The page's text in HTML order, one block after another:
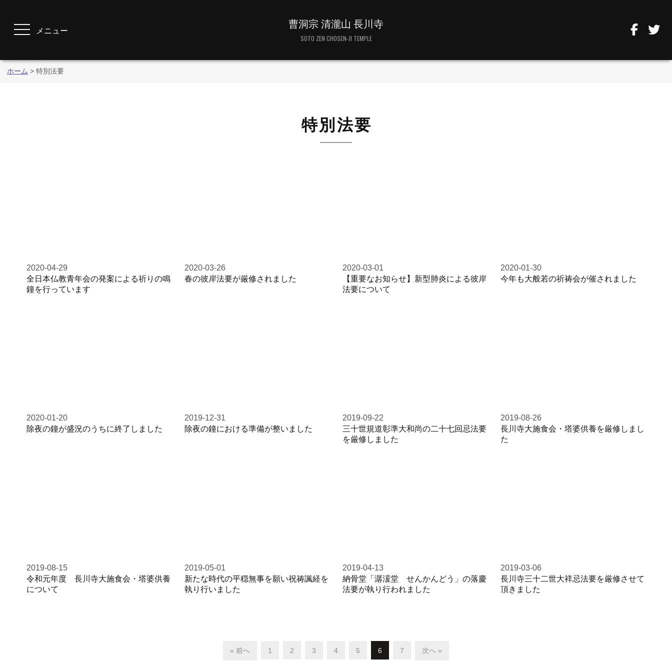
曹洞宗 清瀧山 長川寺
SOTO ZEN CHOSEN-JI TEMPLE
メニュー
ホーム > 特別法要
特別法要
2020-04-29
全日本仏教青年会の発案による祈りの鳴
鐘を行っています
2020-03-26
春の彼岸法要が厳修されました
2020-03-01
【重要なお知らせ】新型肺炎による彼岸
法要について
2020-01-30
今年も大般若の祈祷会が催されました
2020-01-20
除夜の鐘が盛況のうちに終了しました
2019-12-31
除夜の鐘における準備が整いました
2019-09-22
三十世規道彰準大和尚の二十七回忌法要
を厳修しました
2019-08-26
長川寺大施食会・塔婆供養を厳修しまし
た
2019-08-15
令和元年度 長川寺大施食会・塔婆供養
について
2019-05-01
新たな時代の平穏無事を願い祝祷諷経を
執り行いました
2019-04-13
納骨堂「潺湲堂 せんかんどう」の落慶
法要が執り行われました
2019-03-06
長川寺三十二世大祥忌法要を厳修させて
頂きました
« 前へ 1 2 3 4 5 6 7 次へ »